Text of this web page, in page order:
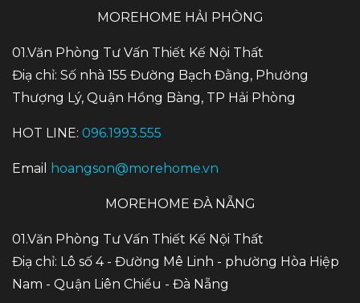
MOREHOME HẢI PHÒNG
01.Văn Phòng Tư Vấn Thiết Kế Nội Thất
Điạ chỉ: Số nhà 155 Đường Bạch Đằng, Phường
Thượng Lý, Quận Hồng Bàng, TP Hải Phòng
HOT LINE: 096.1993.555
Email hoangson@morehome.vn
MOREHOME ĐÀ NẴNG
01.Văn Phòng Tư Vấn Thiết Kế Nội Thất
Điạ chỉ: Lô số 4 - Đường Mê Linh - phường Hòa Hiệp
Nam - Quận Liên Chiểu - Đà Nẵng